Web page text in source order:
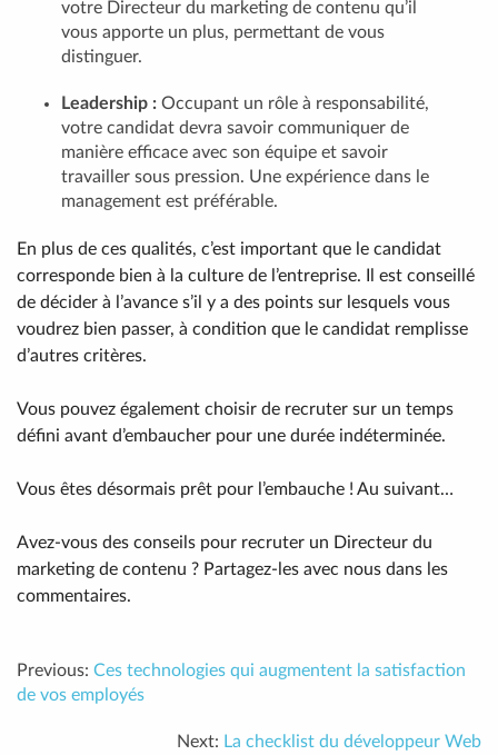
votre Directeur du marketing de contenu qu’il
vous apporte un plus, permettant de vous
distinguer.
Leadership : Occupant un rôle à responsabilité,
votre candidat devra savoir communiquer de
manière efficace avec son équipe et savoir
travailler sous pression. Une expérience dans le
management est préférable.
En plus de ces qualités, c’est important que le candidat
corresponde bien à la culture de l’entreprise. Il est conseillé
de décider à l’avance s’il y a des points sur lesquels vous
voudrez bien passer, à condition que le candidat remplisse
d’autres critères.
Vous pouvez également choisir de recruter sur un temps
défini avant d’embaucher pour une durée indéterminée.
Vous êtes désormais prêt pour l’embauche ! Au suivant…
Avez-vous des conseils pour recruter un Directeur du
marketing de contenu ? Partagez-les avec nous dans les
commentaires.
Previous: Ces technologies qui augmentent la satisfaction
de vos employés
Next: La checklist du développeur Web